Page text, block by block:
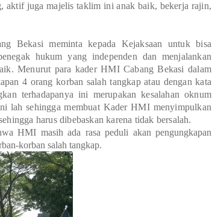
aktif juga majelis taklim ini anak baik, bekerja rajin,
Bekasi meminta kepada Kejaksaan untuk bisa
hukum yang independen dan menjalankan
Menurut para kader HMI Cabang Bekasi dalam
4 orang korban salah tangkap atau dengan kata
terhadapanya ini merupakan kesalahan oknum
lah sehingga membuat Kader HMI menyimpulkan
harus dibebaskan karena tidak bersalah.
HMI masih ada rasa peduli akan pengungkapan
korban salah tangkap.